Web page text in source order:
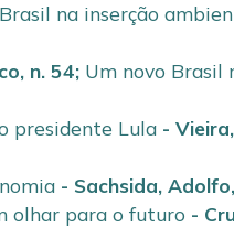
na inserção
, n. 54; Um novo Brasil
presidente Lula -
- Sachsida, Adolfo,
olhar para o futuro -